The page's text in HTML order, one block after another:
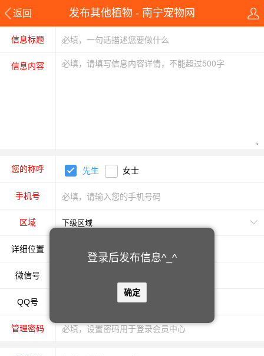
登录后发布信息^_^
确定
返回 发布其他植物 - 南宁宠物网
信息标题
信息内容
您的称呼 先生 女士
手机号
区域
详细位置
微信号
QQ号
管理密码